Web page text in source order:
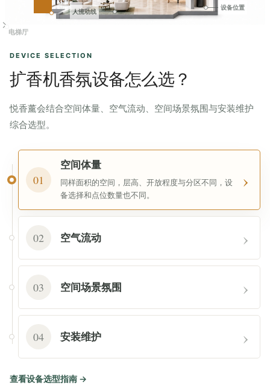
人流动线
电梯厅
设备位置
DEVICE SELECTION
扩香机香氛设备怎么选？
悦香薰会结合空间体量、空气流动、空间场景氛围与安装维护
综合选型。
01
空间体量
同样面积的空间，层高、开放程度与分区不同，设
备选择和点位数量也不同。
›
02 空气流动 ›
03 空间场景氛围 ›
04 安装维护 ›
查看设备选型指南 →